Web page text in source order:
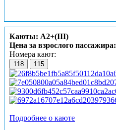
Каюты: А2+(III)
Цена за взрослого пассажира:
Номера кают:
118 115
Подробнее о каюте